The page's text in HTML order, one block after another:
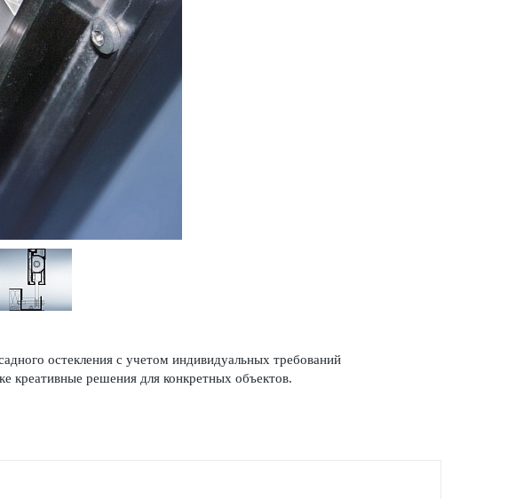
остекления с учетом индивидуальных требований
креативные решения для конкретных объектов.